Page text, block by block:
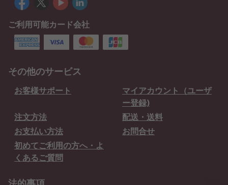
ご利用可能カード会社
その他のサービス
お客様サポート
マイアカウント（ユーザ
ー登録)
注文方法
配送・送料
お支払い方法
お問合せ
初めてご利用の方へ・よ
くあるご質問